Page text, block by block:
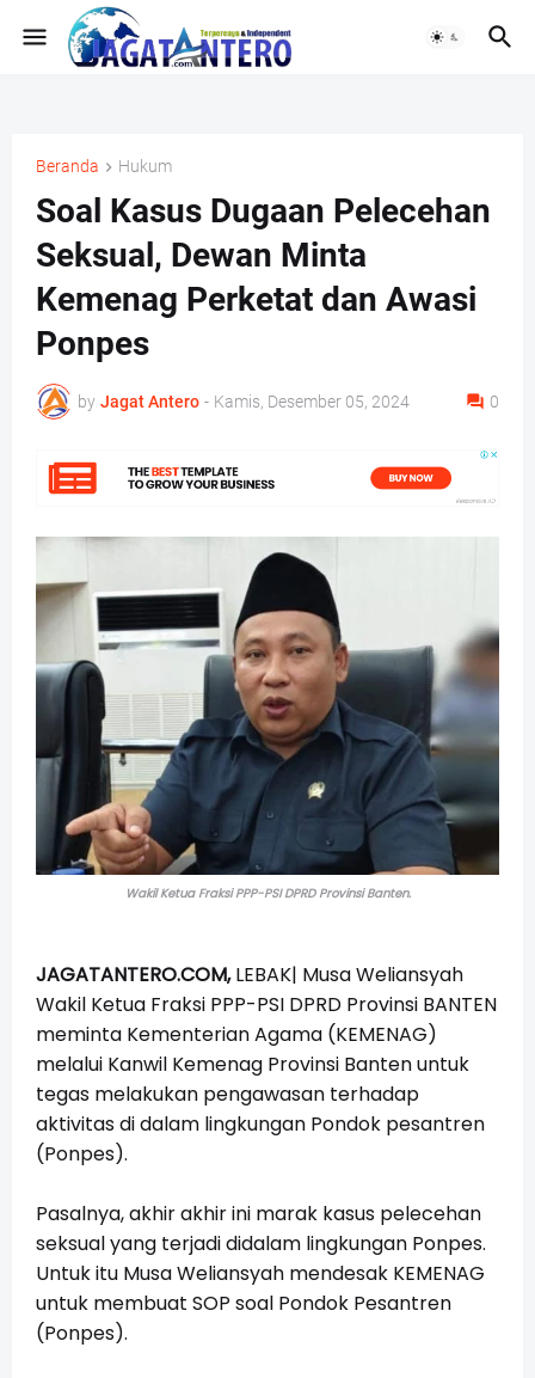
Beranda Hukum
Soal Kasus Dugaan Pelecehan
Seksual, Dewan Minta
Kemenag Perketat dan Awasi
Ponpes
by Jagat Antero - Kamis, Desember 05, 2024 0
Wakil Ketua Fraksi PPP-PSI DPRD Provinsi Banten.
JAGATANTERO.COM,LEBAK| Musa Weliansyah
Wakil Ketua Fraksi PPP-PSI DPRD Provinsi BANTEN
meminta Kementerian Agama (KEMENAG)
melalui Kanwil Kemenag Provinsi Banten untuk
tegas melakukan pengawasan terhadap
aktivitas di dalam lingkungan Pondok pesantren
(Ponpes).
Pasalnya, akhir akhir ini marak kasus pelecehan
seksual yang terjadi didalam lingkungan Ponpes.
Untuk itu Musa Weliansyah mendesak KEMENAG
untuk membuat SOP soal Pondok Pesantren
(Ponpes).